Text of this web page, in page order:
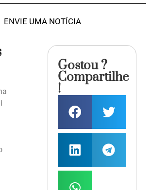
ENVIE UMA NOTÍCIA
Gostou ?
Compartilhe
!